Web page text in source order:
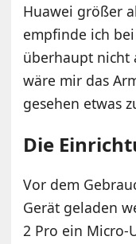
Huawei größer
empfinde ich
überhaupt nicht
wäre mir das
gesehen etwas
Die
Vor dem
Gerät geladen
2 Pro ein Micro-